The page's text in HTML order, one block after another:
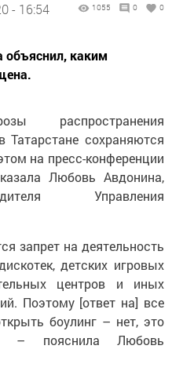
- 16:54 1055 0 0
объяснил, каким
распространения
Татарстане сохраняются
на пресс-конференции
Любовь Авдонина,
Управления
запрет на деятельность
детских игровых
центров и иных
Поэтому [ответ на] все
боулинг – нет, это
– пояснила Любовь